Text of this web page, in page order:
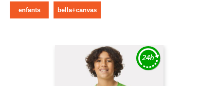
enfants bella+canvas